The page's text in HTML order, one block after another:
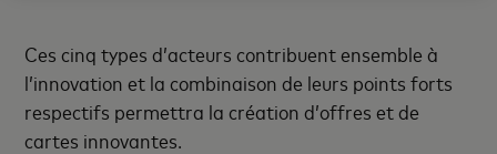
Ces cinq types d’acteurs contribuent ensemble à
l’innovation et la combinaison de leurs points forts
respectifs permettra la création d’offres et de
cartes innovantes.